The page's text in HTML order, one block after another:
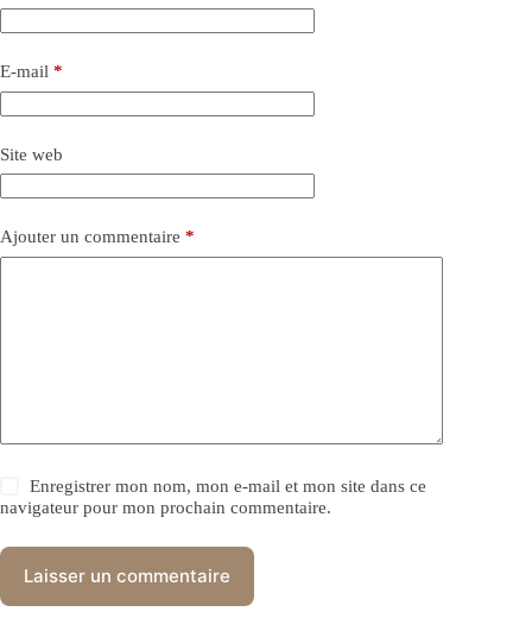
E-mail *
Site web
Ajouter un commentaire *
Enregistrer mon nom, mon e-mail et mon site dans ce
navigateur pour mon prochain commentaire.
Laisser un commentaire